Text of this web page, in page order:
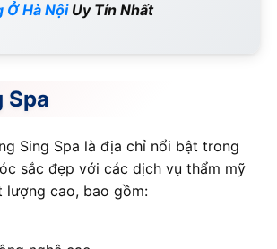
Ở Hà NộiUy Tín Nhất
Spa
Sing Spa là địa chỉ nổi bật trong
sắc đẹp với các dịch vụ thẩm mỹ
lượng cao, bao gồm: